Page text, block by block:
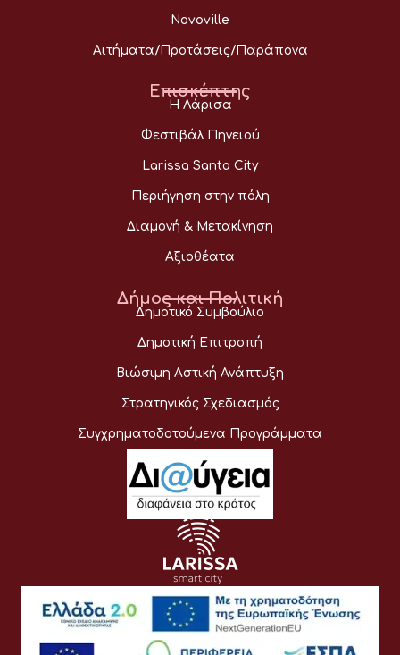
Novoville
Αιτήματα/Προτάσεις/Παράπονα
Επισκέπτης
Η Λάρισα
Φεστιβάλ Πηνειού
Larissa Santa City
Περιήγηση στην πόλη
Διαμονή & Μετακίνηση
Αξιοθέατα
Δήμος και Πολιτική
Δημοτικό Συμβούλιο
Δημοτική Επιτροπή
Βιώσιμη Αστική Ανάπτυξη
Στρατηγικός Σχεδιασμός
Συγχρηματοδοτούμενα Προγράμματα